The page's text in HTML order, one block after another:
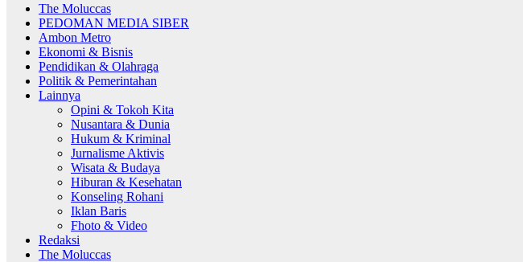
The Moluccas
PEDOMAN MEDIA SIBER
Ambon Metro
Ekonomi & Bisnis
Pendidikan & Olahraga
Politik & Pemerintahan
Lainnya
Opini & Tokoh Kita
Nusantara & Dunia
Hukum & Kriminal
Jurnalisme Aktivis
Wisata & Budaya
Hiburan & Kesehatan
Konseling Rohani
Iklan Baris
Fhoto & Video
Redaksi
The Moluccas